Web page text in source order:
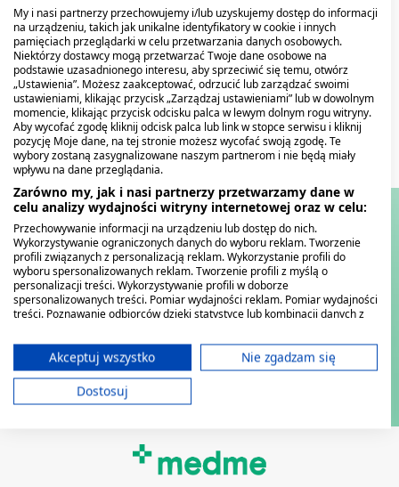
1Przedmiot Pokaż
My i nasi partnerzy przechowujemy i/lub uzyskujemy dostęp do informacji
na urządzeniu, takich jak unikalne identyfikatory w cookie i innych
pamięciach przeglądarki w celu przetwarzania danych osobowych.
Niektórzy dostawcy mogą przetwarzać Twoje dane osobowe na
podstawie uzasadnionego interesu, aby sprzeciwić się temu, otwórz
„Ustawienia”. Możesz zaakceptować, odrzucić lub zarządzać swoimi
ustawieniami, klikając przycisk „Zarządzaj ustawieniami” lub w dowolnym
momencie, klikając przycisk odcisku palca w lewym dolnym rogu witryny.
Aby wycofać zgodę kliknij odcisk palca lub link w stopce serwisu i kliknij
pozycję Moje dane, na tej stronie możesz wycofać swoją zgodę. Te
wybory zostaną zasygnalizowane naszym partnerom i nie będą miały
wpływu na dane przeglądania.
Zarówno my, jak i nasi partnerzy przetwarzamy dane w
celu analizy wydajności witryny internetowej oraz w celu:
Przechowywanie informacji na urządzeniu lub dostęp do nich.
Wykorzystywanie ograniczonych danych do wyboru reklam. Tworzenie
profili związanych z personalizacją reklam. Wykorzystanie profili do
wyboru spersonalizowanych reklam. Tworzenie profili z myślą o
personalizacji treści. Wykorzystywanie profili w doborze
spersonalizowanych treści. Pomiar wydajności reklam. Pomiar wydajności
treści. Poznawanie odbiorców dzięki statystyce lub kombinacji danych z
ograniczonych danych do wyboru treści.
Dane mogą być udostępniane poza Unię Europejską i wysyłane do USA.
Twoja zgoda i polityka cookie dotyczą wyłącznie tej witryny/aplikacji.
Wyświetl listę partnerów (11 dostawców IAB)
Przechowywanie informacji na urządzeniu
Akceptuj wszystko
Nie zgadzam się
Dostosuj